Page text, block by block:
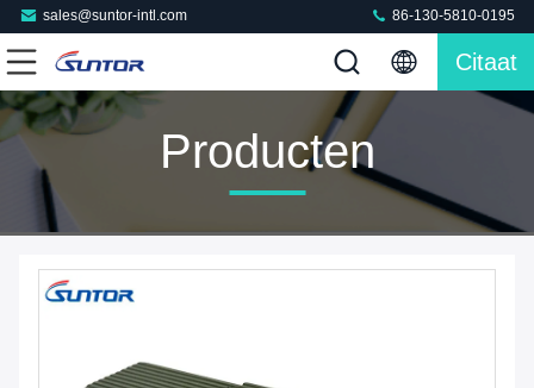
sales@suntor-intl.com 86-130-5810-0195
Citaat
Producten